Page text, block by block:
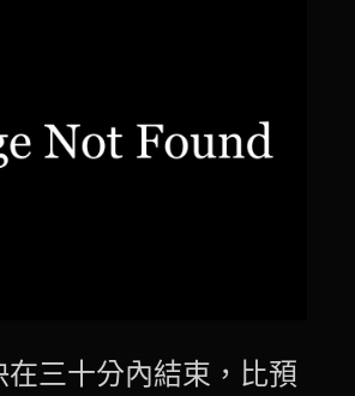
在三十分內結束，比預